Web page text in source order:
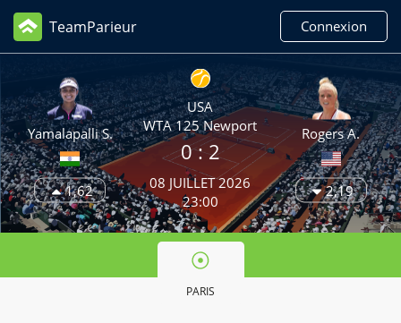
TeamParieur Connexion
Yamalapalli S.
1,62
USA
WTA 125 Newport
0 :2
08 JUILLET 2026
23:00
Rogers A.
2,19
PARIS